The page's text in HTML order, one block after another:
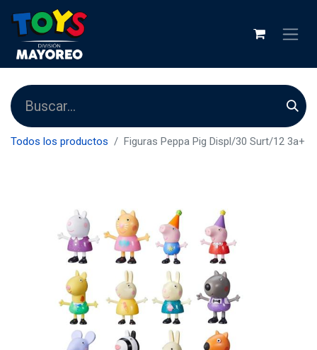
Todos los productos Figuras Peppa Pig Displ/30 Surt/12 3a+